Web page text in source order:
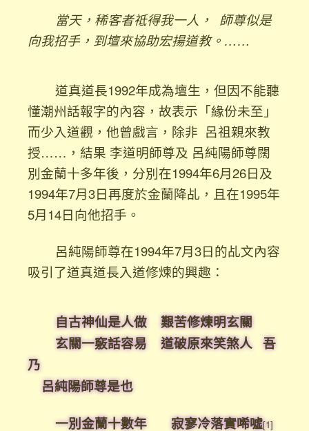
當天，稀客者祗得我一人， 師尊似是
向我招手，到壇來協助宏揚道教。……
道真道長1992年成為壇生，但因不能聽
懂潮州話報字的內容，故表示「緣份未至」
而少入道觀，他曾戲言，除非 呂祖親來教
授……，結果 李道明師尊及 呂純陽師尊闊
別金蘭十多年後，分別在1994年6月26日及
1994年7月3日再度於金蘭降乩，且在1995年
5月14日向他招手。
呂純陽師尊在1994年7月3日的乩文內容
吸引了道真道長入道修煉的興趣：
自古神仙是人做 艱苦修煉明玄關
玄關一竅話容易 道破原來笑煞人 吾
乃
呂純陽師尊是也
一別金蘭十數年 寂寥冷落實唏噓[1]